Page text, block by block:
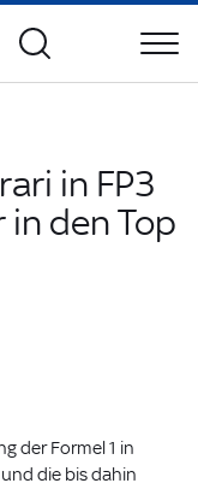
in FP3
den Top
der Formel 1 in
die bis dahin